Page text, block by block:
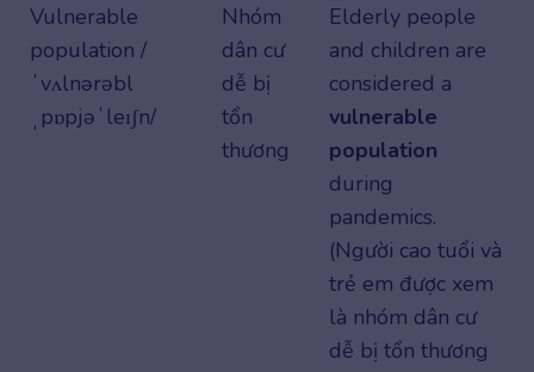
Vulnerable
population /
ˈvʌlnərəbl
ˌpɒpjəˈleɪʃn/
Nhóm
dân cư
dễ bị
tổn
thương
Elderly people
and children are
considered a
vulnerable
population
during
pandemics.
(Người cao tuổi và
trẻ em được xem
là nhóm dân cư
dễ bị tổn thương